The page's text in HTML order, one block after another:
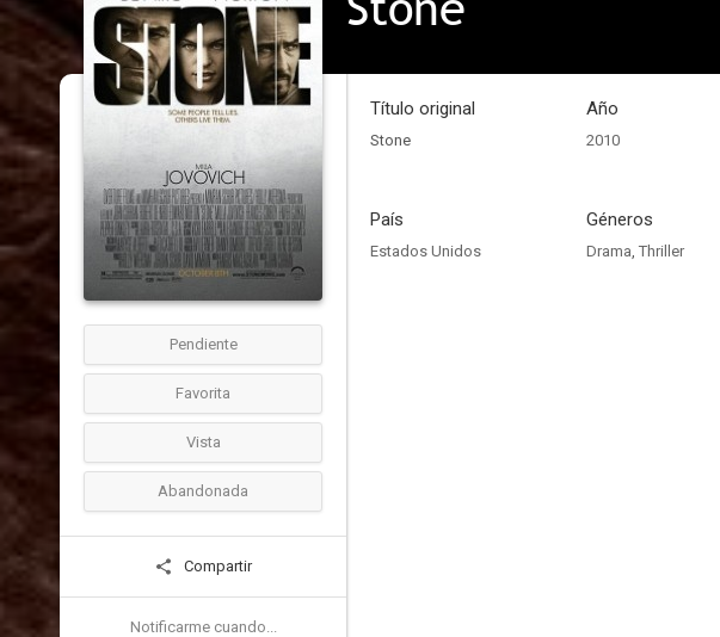
Pendiente
Favorita
Vista
Abandonada
Compartir
Notificarme cuando...
Título original
Stone
Año
2010
País
Estados Unidos
Géneros
Drama, Thriller